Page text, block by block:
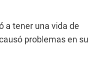
a tener una vida de
problemas en su